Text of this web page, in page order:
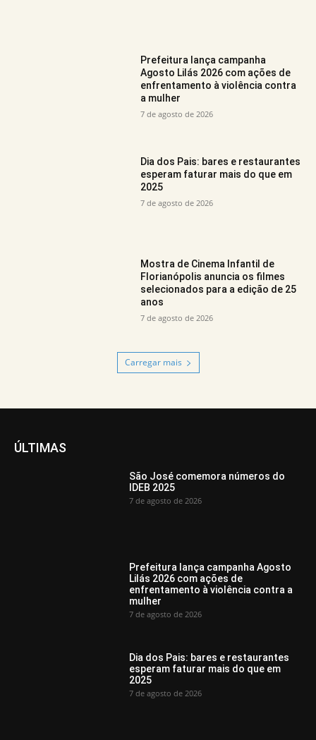
Prefeitura lança campanha
Agosto Lilás 2026 com ações de
enfrentamento à violência contra
a mulher
7 de agosto de 2026
Dia dos Pais: bares e restaurantes
esperam faturar mais do que em
2025
7 de agosto de 2026
Mostra de Cinema Infantil de
Florianópolis anuncia os filmes
selecionados para a edição de 25
anos
7 de agosto de 2026
Carregar mais
ÚLTIMAS
São José comemora números do
IDEB 2025
7 de agosto de 2026
Prefeitura lança campanha Agosto
Lilás 2026 com ações de
enfrentamento à violência contra a
mulher
7 de agosto de 2026
Dia dos Pais: bares e restaurantes
esperam faturar mais do que em
2025
7 de agosto de 2026